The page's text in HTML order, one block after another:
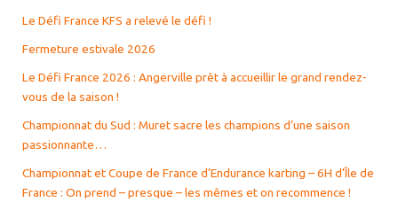
Le Défi France KFS a relevé le défi !
Fermeture estivale 2026
Le Défi France 2026 : Angerville prêt à accueillir le grand rendez-
vous de la saison !
Championnat du Sud : Muret sacre les champions d’une saison
passionnante…
Championnat et Coupe de France d’Endurance karting – 6H d’Île de
France : On prend – presque – les mêmes et on recommence !